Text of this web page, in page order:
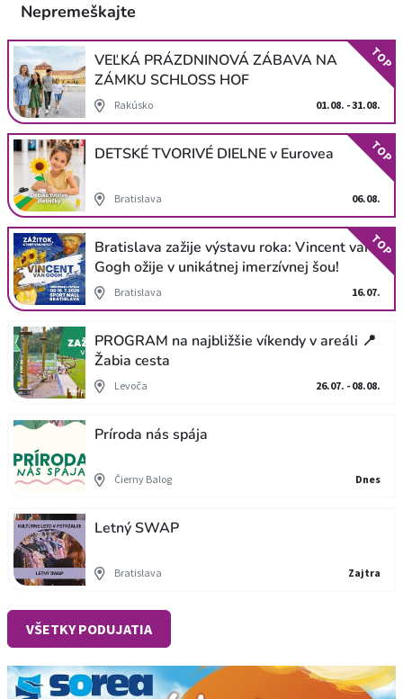
Nepremeškajte
VEĽKÁ PRÁZDNINOVÁ ZÁBAVA NA
ZÁMKU SCHLOSS HOF
Rakúsko 01.08. - 31.08.
TOP
DETSKÉ TVORIVÉ DIELNE v Eurovea
Bratislava 06.08.
TOP
Bratislava zažije výstavu roka: Vincent van
Gogh ožije v unikátnej imerzívnej šou!
Bratislava 16.07.
TOP
PROGRAM na najbližšie víkendy v areáli 📍
Žabia cesta
Levoča 26.07. - 08.08.
Príroda nás spája
Čierny Balog Dnes
Letný SWAP
Bratislava Zajtra
VŠETKY PODUJATIA